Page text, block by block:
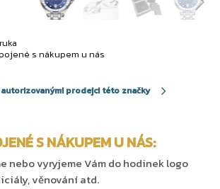
s nákupem u nás
autorizovanými prodejci této značky
S NÁKUPEM U NÁS:
nebo vyryjeme Vám do hodinek logo
věnování atd.